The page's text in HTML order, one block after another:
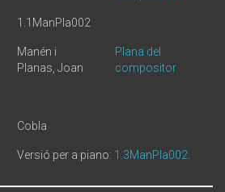
1.1ManPla002
Manén i
Planas, Joan
Plana del
compositor
Cobla
Versió per a piano: 1.3ManPla002